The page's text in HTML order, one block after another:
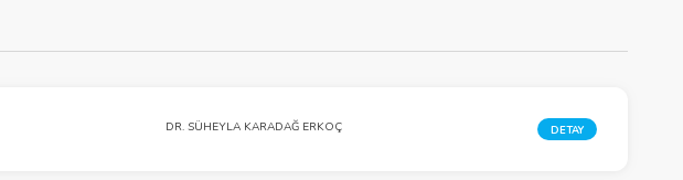
DR. SÜHEYLA KARADAĞ ERKOÇ DETAY